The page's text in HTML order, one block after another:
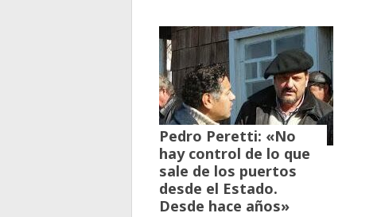
Pedro Peretti: «No
hay control de lo que
sale de los puertos
desde el Estado.
Desde hace años»